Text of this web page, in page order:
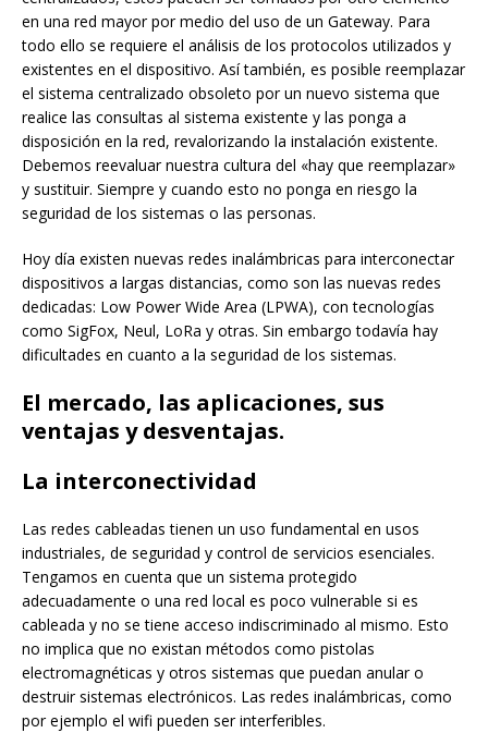
en una red mayor por medio del uso de un Gateway. Para
todo ello se requiere el análisis de los protocolos utilizados y
existentes en el dispositivo. Así también, es posible reemplazar
el sistema centralizado obsoleto por un nuevo sistema que
realice las consultas al sistema existente y las ponga a
disposición en la red, revalorizando la instalación existente.
Debemos reevaluar nuestra cultura del «hay que reemplazar»
y sustituir. Siempre y cuando esto no ponga en riesgo la
seguridad de los sistemas o las personas.
Hoy día existen nuevas redes inalámbricas para interconectar
dispositivos a largas distancias, como son las nuevas redes
dedicadas: Low Power Wide Area (LPWA), con tecnologías
como SigFox, Neul, LoRa y otras. Sin embargo todavía hay
dificultades en cuanto a la seguridad de los sistemas.
El mercado, las aplicaciones, sus
ventajas y desventajas.
La interconectividad
Las redes cableadas tienen un uso fundamental en usos
industriales, de seguridad y control de servicios esenciales.
Tengamos en cuenta que un sistema protegido
adecuadamente o una red local es poco vulnerable si es
cableada y no se tiene acceso indiscriminado al mismo. Esto
no implica que no existan métodos como pistolas
electromagnéticas y otros sistemas que puedan anular o
destruir sistemas electrónicos. Las redes inalámbricas, como
por ejemplo el wifi pueden ser interferibles.